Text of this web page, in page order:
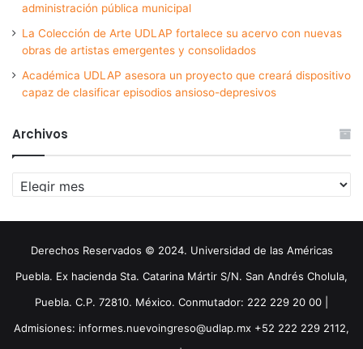
administración pública municipal
La Colección de Arte UDLAP fortalece su acervo con nuevas
obras de artistas emergentes y consolidados
Académica UDLAP asesora un proyecto que creará dispositivo
capaz de clasificar episodios ansioso-depresivos
Archivos
Archivos
Derechos Reservados © 2024. Universidad de las Américas
Puebla. Ex hacienda Sta. Catarina Mártir S/N. San Andrés Cholula,
Puebla. C.P. 72810. México. Conmutador: 222 229 20 00 |
Admisiones: informes.nuevoingreso@udlap.mx +52 222 229 2112,